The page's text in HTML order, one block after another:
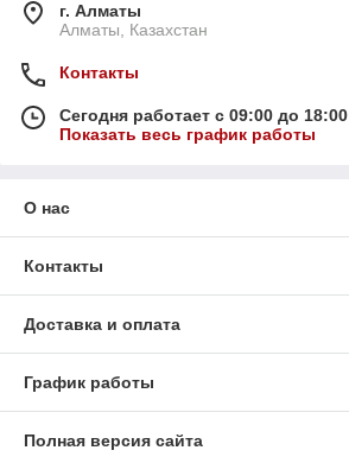
г. Алматы
Алматы, Казахстан
Контакты
Сегодня работает с 09:00 до 18:00
Показать весь график работы
О нас
Контакты
Доставка и оплата
График работы
Полная версия сайта